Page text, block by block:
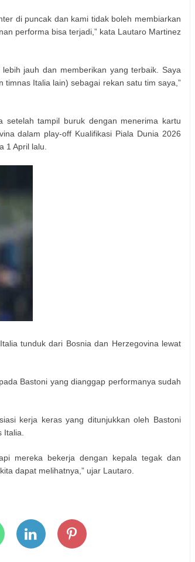
di puncak dan kami tidak boleh membiarkan
performa bisa terjadi,” kata Lautaro Martinez
jauh dan memberikan yang terbaik. Saya
Italia lain) sebagai rekan satu tim saya,”
setelah tampil buruk dengan menerima kartu
dalam play-off Kualifikasi Piala Dunia 2026
1 April lalu.
tunduk dari Bosnia dan Herzegovina lewat
Bastoni yang dianggap performanya sudah
kerja keras yang ditunjukkan oleh Bastoni
mereka bekerja dengan kepala tegak dan
dapat melihatnya,” ujar Lautaro.